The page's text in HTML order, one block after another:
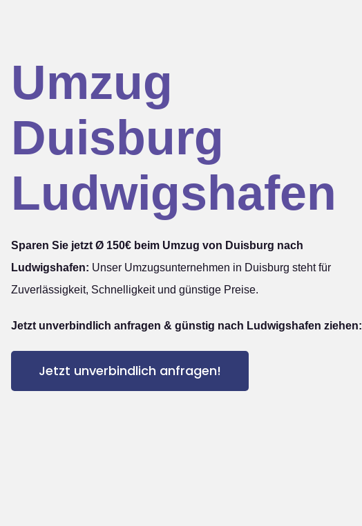
Umzug
Duisburg
Ludwigshafen
Sparen Sie jetzt Ø 150€ beim Umzug von Duisburg nach
Ludwigshafen: Unser Umzugsunternehmen in Duisburg steht für
Zuverlässigkeit, Schnelligkeit und günstige Preise.
Jetzt unverbindlich anfragen & günstig nach Ludwigshafen ziehen:
Jetzt unverbindlich anfragen!